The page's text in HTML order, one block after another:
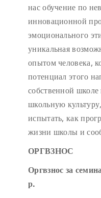
нас обучение по
инновационной
эмоционального
уникальная
опытом человека,
потенциал этого
собственной
школьную
испытать, как
жизни школы и
ОРГВЗНОС
Оргвзнос за
р.